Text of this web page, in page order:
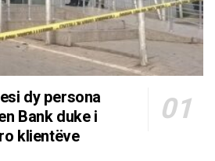
dy persona
Bank duke i
klientëve